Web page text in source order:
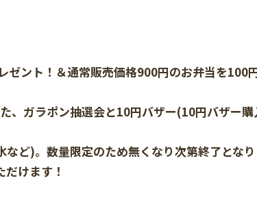
ゼント！＆通常販売価格900円のお弁当を100
、ガラポン抽選会と10円バザー(10円バザー購
ど)。数量限定のため無くなり次第終了となり
けます！